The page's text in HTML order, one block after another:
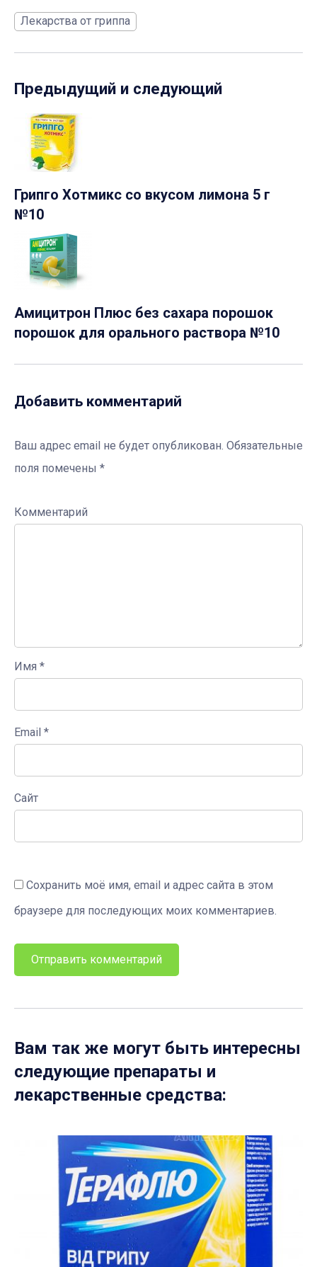
Лекарства от гриппа
Предыдущий и следующий
Грипго Хотмикс со вкусом лимона 5 г
№10
Амицитрон Плюс без сахара порошок
порошок для орального раствора №10
Добавить комментарий
Ваш адрес email не будет опубликован. Обязательные
поля помечены *
Комментарий
Имя *
Email *
Сайт
Сохранить моё имя, email и адрес сайта в этом
браузере для последующих моих комментариев.
Вам так же могут быть интересны
следующие препараты и
лекарственные средства: